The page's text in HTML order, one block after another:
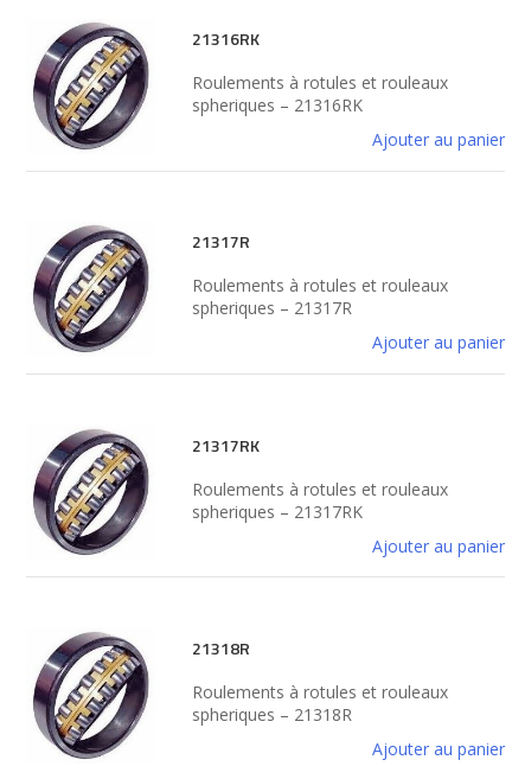
21316RK
Roulements à rotules et rouleaux
spheriques – 21316RK
Ajouter au panier
21317R
Roulements à rotules et rouleaux
spheriques – 21317R
Ajouter au panier
21317RK
Roulements à rotules et rouleaux
spheriques – 21317RK
Ajouter au panier
21318R
Roulements à rotules et rouleaux
spheriques – 21318R
Ajouter au panier